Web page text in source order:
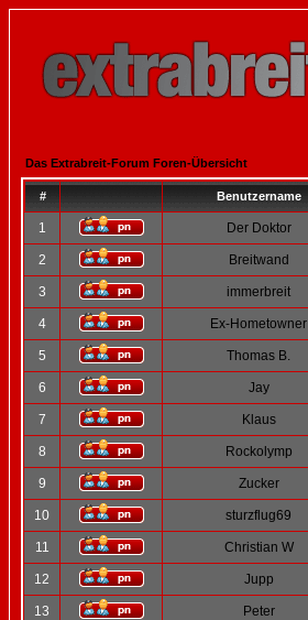
Das Extrabreit-Forum Foren-Übersicht
# Benutzername
1 Der Doktor
2 Breitwand
3 immerbreit
4 Ex-Hometowner
5 Thomas B.
6 Jay
7 Klaus
8 Rockolymp
9 Zucker
10 sturzflug69
11 Christian W
12 Jupp
13 Peter